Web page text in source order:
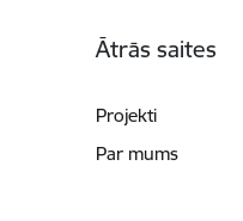
Ātrās saites
Projekti
Par mums